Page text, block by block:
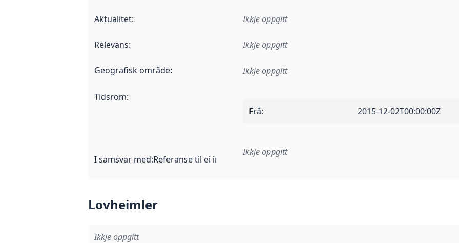
Aktualitet: Ikkje oppgitt
Relevans: Ikkje oppgitt
Geografisk område: Ikkje oppgitt
Tidsrom:
Frå: 2015-12-02T00:00:00Z
I samsvar med:Referanse til ei implementeringsregel eller anna spesifikasjon som ligg til
Ikkje oppgitt
Lovheimler
Ikkje oppgitt